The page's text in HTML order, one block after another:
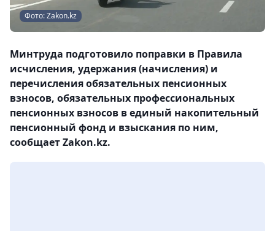
Фото: Zakon.kz
Минтруда подготовило поправки в Правила
исчисления, удержания (начисления) и
перечисления обязательных пенсионных
взносов, обязательных профессиональных
пенсионных взносов в единый накопительный
пенсионный фонд и взыскания по ним,
сообщает Zakon.kz.